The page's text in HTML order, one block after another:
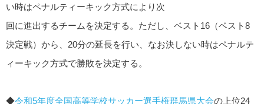
い時はペナルティーキック方式により次
回に進出するチームを決定する。ただし、ベスト16（ベスト8
決定戦）から、20分の延長を行い、なお決しない時はペナルテ
ィーキック方式で勝敗を決定する。
◆令和5年度全国高等学校サッカー選手権群馬県大会の上位24